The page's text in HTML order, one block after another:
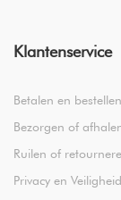
Klantenservice
Betalen en bestellen
Bezorgen of
Ruilen of
Privacy en Veiligheid